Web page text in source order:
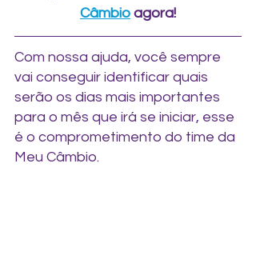
Câmbio agora!
Com nossa ajuda, você sempre
vai conseguir identificar quais
serão os dias mais importantes
para o mês que irá se iniciar, esse
é o comprometimento do time da
Meu Câmbio.